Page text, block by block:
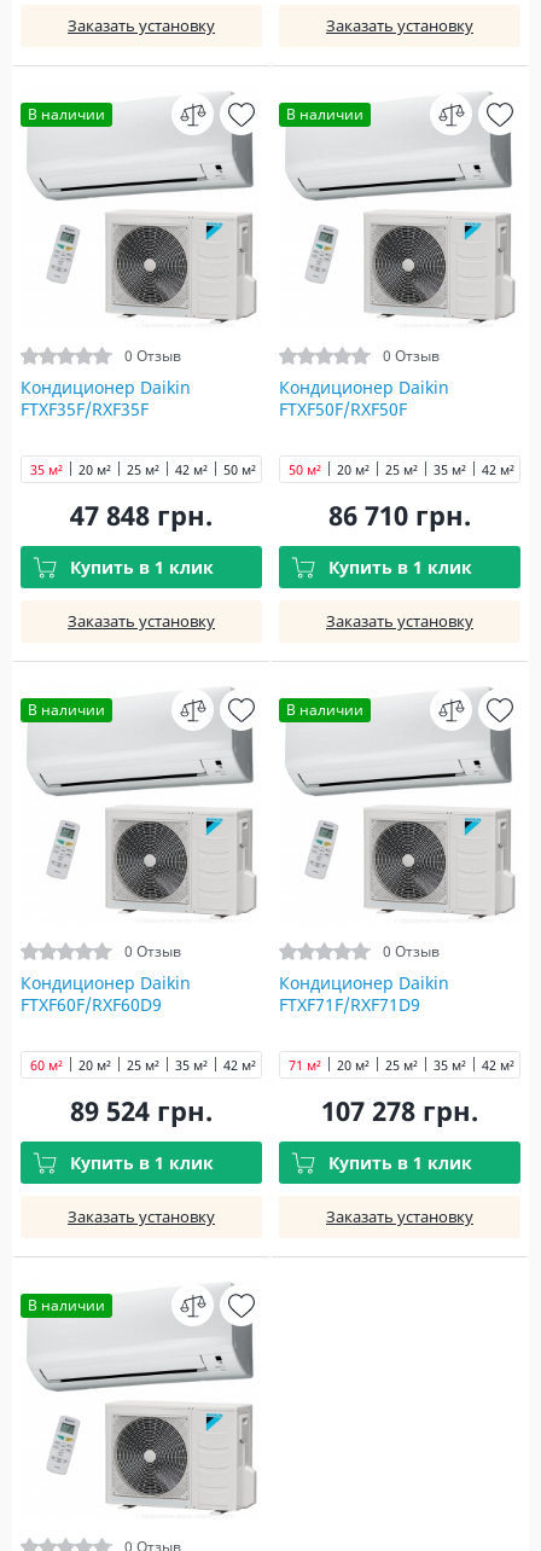
Заказать установку Заказать установку
В наличии
0 Отзыв
Кондиционер Daikin
FTXF35F/RXF35F
20 м² 25 м²
35 м² 42 м² 50 м² 60 м² 71 м²
47 848 грн.
Купить в 1 клик
Заказать установку
В наличии
0 Отзыв
Кондиционер Daikin
FTXF50F/RXF50F
20 м² 25 м² 35 м² 42 м²
50 м²
86 710 грн.
Купить в 1 клик
Заказать установку
В наличии
0 Отзыв
Кондиционер Daikin
FTXF60F/RXF60D9
20 м² 25 м² 35 м² 42 м² 50 м²
60 м² 71 м²
89 524 грн.
Купить в 1 клик
Заказать установку
В наличии
0 Отзыв
Кондиционер Daikin
FTXF71F/RXF71D9
20 м² 25 м² 35 м² 42 м²
71 м²
107 278 грн.
Купить в 1 клик
Заказать установку
В наличии
0 Отзыв